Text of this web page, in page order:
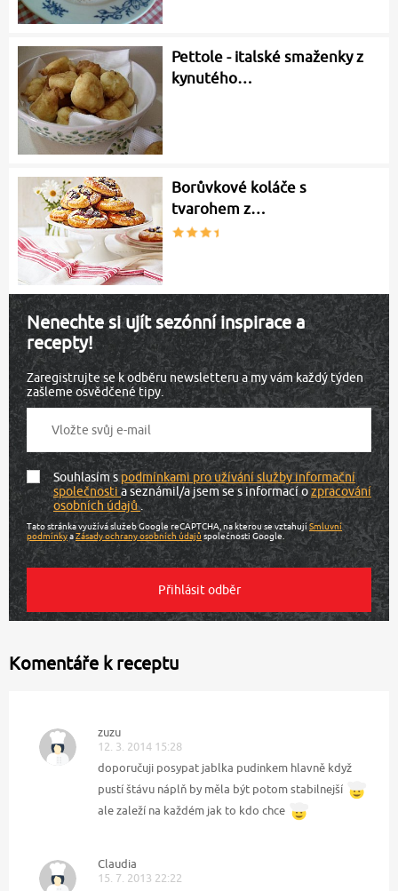
Pettole - italské smaženky z
kynutého…
Borůvkové koláče s
tvarohem z…
Nenechte si ujít sezónní inspirace a
recepty!
Zaregistrujte se k odběru newsletteru a my vám každý týden
zašleme osvědčené tipy.
Souhlasím spodmínkami pro užívání služby informační
společnostia seznámil/a jsem se s informací ozpracování
osobních údajů.
Tato stránka využívá služeb Google reCAPTCHA, na kterou se vztahujíSmluvní
podmínkyaZásady ochrany osobních údajů společnosti Google.
Komentáře k receptu
zuzu
12. 3. 2014 15:28
doporučuji posypat jablka pudinkem hlavně když
pustí štávu náplň by měla být potom stabilnejší
ale zaleží na každém jak to kdo chce
Claudia
15. 7. 2013 22:22